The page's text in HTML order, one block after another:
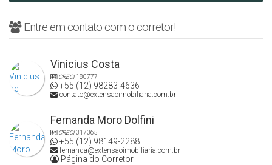
CRECI: 34875J
Entre em contato com o corretor!
Vinicius Costa
CRECI180777
+55 (12) 98283-4636
contato@extensaoimobiliaria.com.br
Fernanda Moro Dolfini
CRECI317365
+55 (12) 98149-2288
fernanda@extensaoimobiliaria.com.br
Página do Corretor